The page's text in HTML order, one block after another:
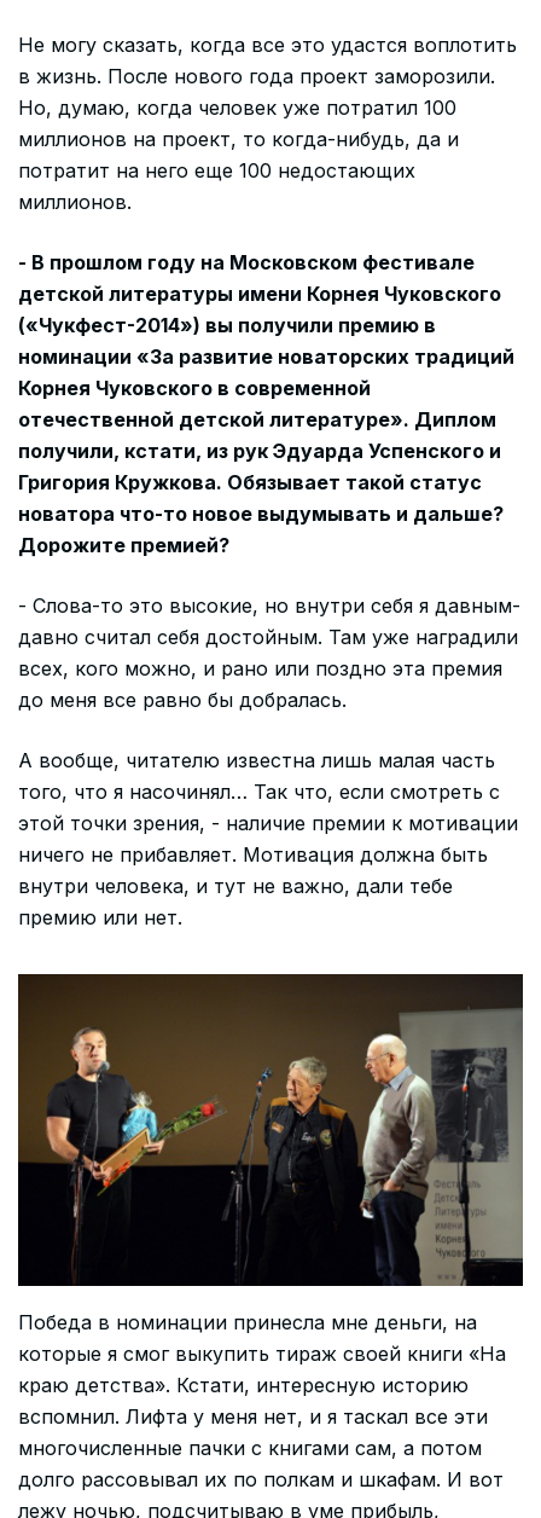
Не могу сказать, когда все это удастся воплотить
в жизнь. После нового года проект заморозили.
Но, думаю, когда человек уже потратил 100
миллионов на проект, то когда-нибудь, да и
потратит на него еще 100 недостающих
миллионов.
- В прошлом году на Московском фестивале
детской литературы имени Корнея Чуковского
(«Чукфест-2014») вы получили премию в
номинации «За развитие новаторских традиций
Корнея Чуковского в современной
отечественной детской литературе». Диплом
получили, кстати, из рук Эдуарда Успенского и
Григория Кружкова. Обязывает такой статус
новатора что-то новое выдумывать и дальше?
Дорожите премией?
- Слова-то это высокие, но внутри себя я давным-
давно считал себя достойным. Там уже наградили
всех, кого можно, и рано или поздно эта премия
до меня все равно бы добралась.
А вообще, читателю известна лишь малая часть
того, что я насочинял… Так что, если смотреть с
этой точки зрения, - наличие премии к мотивации
ничего не прибавляет. Мотивация должна быть
внутри человека, и тут не важно, дали тебе
премию или нет.
Победа в номинации принесла мне деньги, на
которые я смог выкупить тираж своей книги «На
краю детства». Кстати, интересную историю
вспомнил. Лифта у меня нет, и я таскал все эти
многочисленные пачки с книгами сам, а потом
долго рассовывал их по полкам и шкафам. И вот
лежу ночью, подсчитываю в уме прибыль,